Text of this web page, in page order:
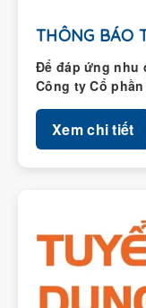
Để đáp ứng nhu
Công ty Cổ
Xem chi tiết